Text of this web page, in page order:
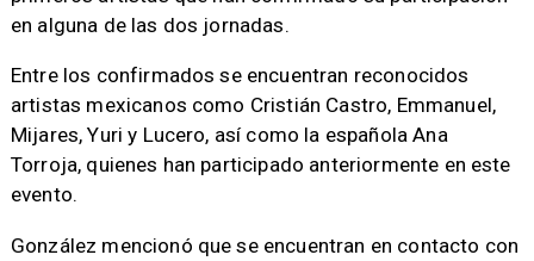
en alguna de las dos jornadas.
Entre los confirmados se encuentran reconocidos
artistas mexicanos como Cristián Castro, Emmanuel,
Mijares, Yuri y Lucero, así como la española Ana
Torroja, quienes han participado anteriormente en este
evento.
González mencionó que se encuentran en contacto con